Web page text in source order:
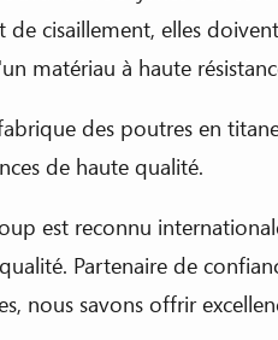
de cisaillement, elles
matériau à haute
des poutres en
de haute qualité.
est reconnu
Partenaire de
nous savons offrir